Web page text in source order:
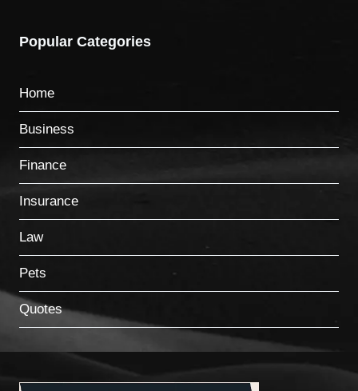
Popular Categories
Home
Business
Finance
Insurance
Law
Pets
Quotes